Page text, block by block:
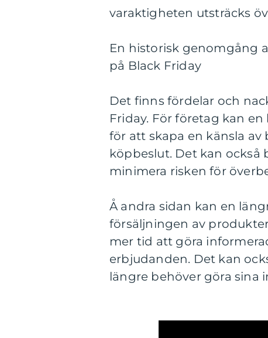
varaktigheten utsträcks
En historisk genomgång
på Black Friday
Det finns fördelar och
Friday. För företag kan
för att skapa en känsla
köpbeslut. Det kan också
minimera risken för
Å andra sidan kan en
försäljningen av
mer tid att göra
erbjudanden. Det kan
längre behöver göra sina